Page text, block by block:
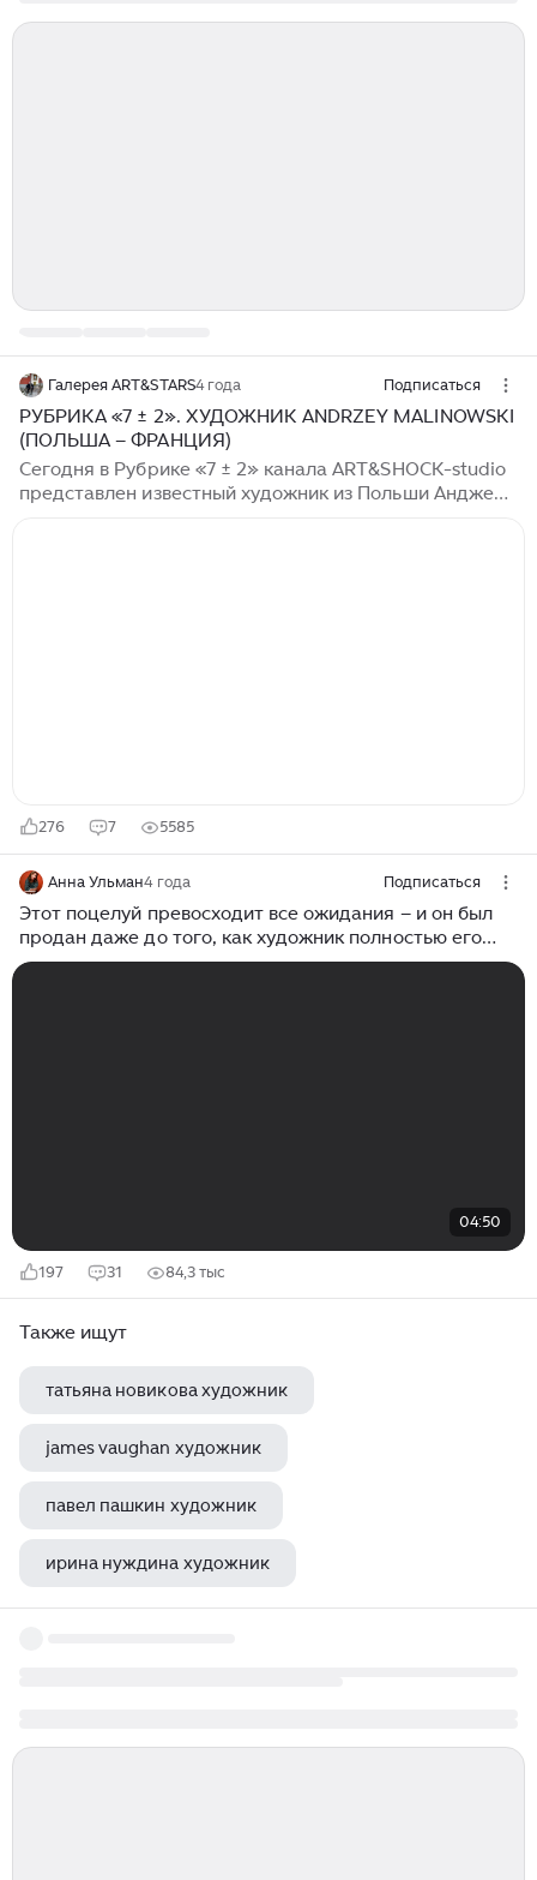
Галерея ART&STARS4 года Подписаться
РУБРИКА «7 ± 2». ХУДОЖНИК ANDRZEY MALINOWSKI
(ПОЛЬША – ФРАНЦИЯ)
Сегодня в Рубрике «7 ± 2» канала ART&SHOCK-studio
представлен известный художник из Польши Анджей
276 7 5585
Анна Ульман4 года Подписаться
Этот поцелуй превосходит все ожидания – и он был
продан даже до того, как художник полностью его
закончил
04:50
197 31 84,3 тыс
Также ищут
татьяна новикова художник
james vaughan художник
павел пашкин художник
ирина нуждина художник